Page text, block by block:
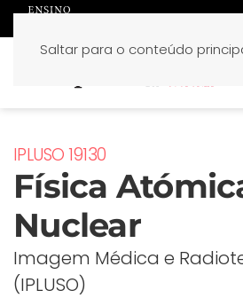
Saltar para o conteúdo
IPLUSO 19130
Física
Nuclear
Imagem Médica e
(IPLUSO)